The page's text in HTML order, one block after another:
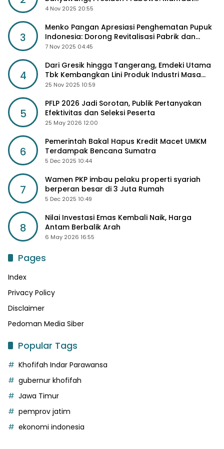
Sosial Lebih Besar
4 Nov 2025 20:55
3
Menko Pangan Apresiasi Penghematan Pupuk
Indonesia: Dorong Revitalisasi Pabrik dan
Diskon Harga Pupuk
7 Nov 2025 04:45
4
Dari Gresik hingga Tangerang, Emdeki Utama
Tbk Kembangkan Lini Produk Industri Masa
Depan
25 Nov 2025 10:59
5
PFLP 2026 Jadi Sorotan, Publik Pertanyakan
Efektivitas dan Seleksi Peserta
25 May 2026 12:00
6
Pemerintah Bakal Hapus Kredit Macet UMKM
Terdampak Bencana Sumatra
5 Dec 2025 10:44
7
Wamen PKP imbau pelaku properti syariah
berperan besar di 3 Juta Rumah
5 Dec 2025 10:49
8
Nilai Investasi Emas Kembali Naik, Harga
Antam Berbalik Arah
6 May 2026 16:55
Pages
Index
Privacy Policy
Disclaimer
Pedoman Media Siber
Popular Tags
Khofifah Indar Parawansa
gubernur khofifah
Jawa Timur
pemprov jatim
ekonomi indonesia